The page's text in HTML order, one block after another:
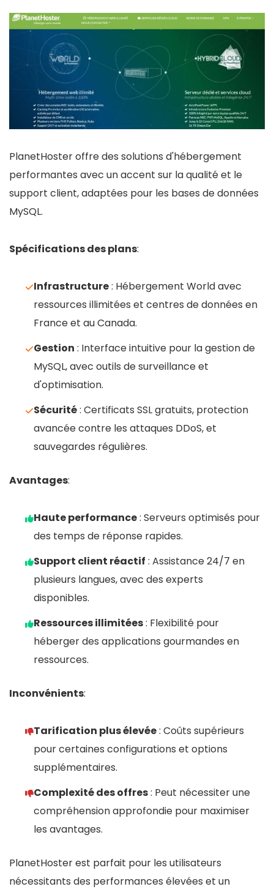
PlanetHoster offre des solutions d'hébergement
performantes avec un accent sur la qualité et le
support client, adaptées pour les bases de données
MySQL.
Spécifications des plans:
Infrastructure: Hébergement World avec
ressources illimitées et centres de données en
France et au Canada.
Gestion : Interface intuitive pour la gestion de
MySQL, avec outils de surveillance et
d'optimisation.
Sécurité: Certificats SSL gratuits, protection
avancée contre les attaques DDoS, et
sauvegardes régulières.
Avantages:
Haute performance: Serveurs optimisés pour
des temps de réponse rapides.
Support client réactif : Assistance 24/7 en
plusieurs langues, avec des experts
disponibles.
Ressources illimitées: Flexibilité pour
héberger des applications gourmandes en
ressources.
Inconvénients:
Tarification plus élevée: Coûts supérieurs
pour certaines configurations et options
supplémentaires.
Complexité des offres: Peut nécessiter une
compréhension approfondie pour maximiser
les avantages.
PlanetHoster est parfait pour les utilisateurs
nécessitants des performances élevées et un